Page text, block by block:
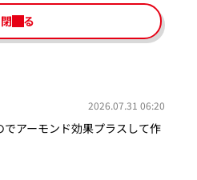
閉じる
2026.07.31 06:20
アーモンド効果プラスして作